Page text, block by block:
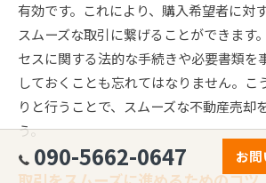
有効です。これにより、購入希望者に対
スムーズな取引に繋げることができます
セスに関する法的な手続きや必要書類を
しておくことも忘れてはなりません。こ
りと行うことで、スムーズな不動産売却
う。
090-5662-0647 お